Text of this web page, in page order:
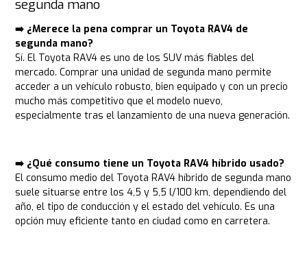
segunda mano
➡️ ¿Merece la pena comprar un Toyota RAV4 de
segunda mano?
Sí. El Toyota RAV4 es uno de los SUV más fiables del
mercado. Comprar una unidad de segunda mano permite
acceder a un vehículo robusto, bien equipado y con un precio
mucho más competitivo que el modelo nuevo,
especialmente tras el lanzamiento de una nueva generación.
➡️ ¿Qué consumo tiene un Toyota RAV4 híbrido usado?
El consumo medio del Toyota RAV4 híbrido de segunda mano
suele situarse entre los 4,5 y 5,5 l/100 km, dependiendo del
año, el tipo de conducción y el estado del vehículo. Es una
opción muy eficiente tanto en ciudad como en carretera.